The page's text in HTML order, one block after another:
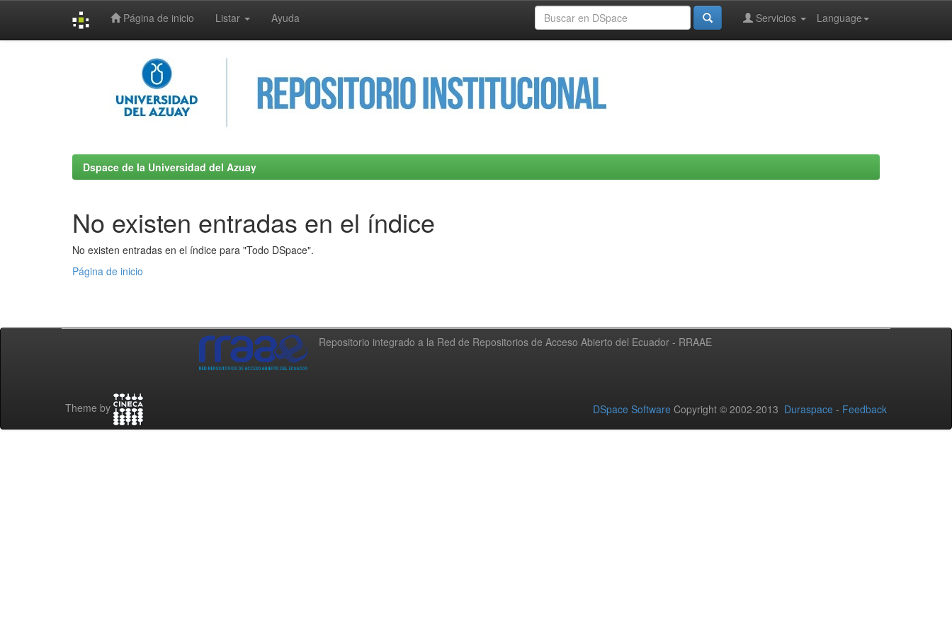
Página de inicio Listar Ayuda Language
Servicios
Dspace de la Universidad del Azuay
No existen entradas en el índice
No existen entradas en el índice para "Todo DSpace".
Página de inicio
Repositorio integrado a la Red de Repositorios de Acceso Abierto del Ecuador - RRAAE
Theme by DSpace Software Copyright © 2002-2013 Duraspace - Feedback